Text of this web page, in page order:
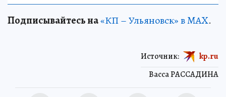
Подписывайтесь на«КП – Ульяновск» в MAX.
Васса РАССАДИНА
Источник: kp.ru